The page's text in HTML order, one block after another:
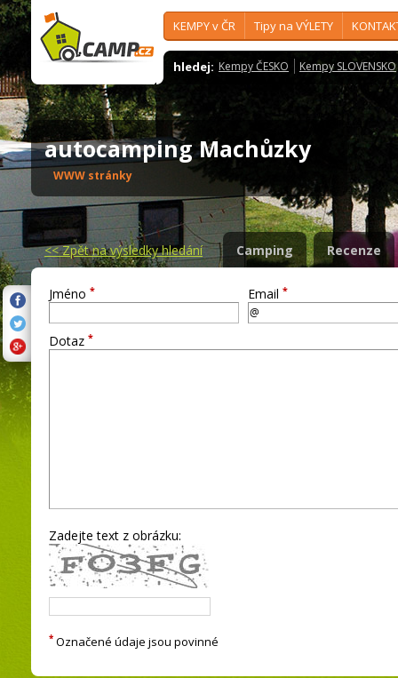
KEMPY v ČR Tipy na VÝLETY
hledej: Kempy ČESKO Kempy SLOVENSKO
autocamping Machůzky
WWW stránky
<<Zpět na výsledky hledání Camping Recenze
Jméno * Email *
Dotaz *
Zadejte text z obrázku:
* Označené údaje jsou povinné